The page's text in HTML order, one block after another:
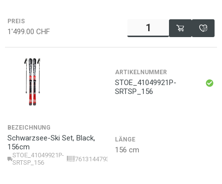
PREIS
1'499.00 CHF
ARTIKELNUMMER
STOE_41049921P-
SRTSP_156
BEZEICHNUNG
Schwarzsee-Ski Set, Black,
156cm
STOE_41049921P-
SRTSP_156
7613144793153
LÄNGE
156 cm